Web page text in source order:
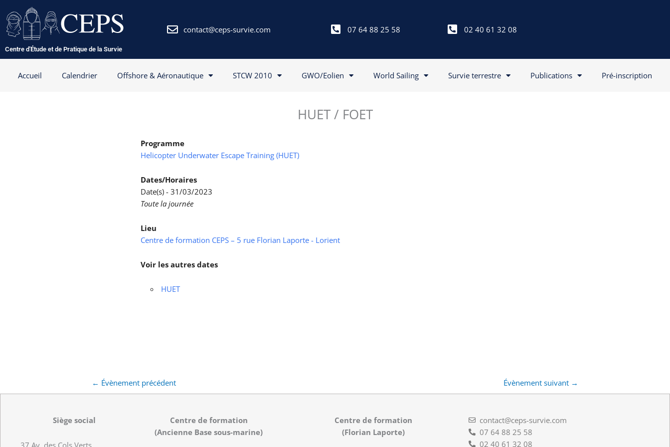
au
contenu
Centre d'Étude et de Pratique de la Survie
contact@ceps-survie.com 07 64 88 25 58 02 40 61 32 08
Accueil Calendrier Offshore & Aéronautique STCW 2010 GWO/Eolien World Sailing Survie terrestre Publications Pré-inscription
HUET / FOET
Programme
Helicopter Underwater Escape Training (HUET)
Dates/Horaires
Date(s) - 31/03/2023
Toute la journée
Lieu
Centre de formation CEPS – 5 rue Florian Laporte - Lorient
Voir les autres dates
HUET
← Évènement précédent Évènement suivant →
Siège social
Centre de formation
(Ancienne Base sous-marine)
Centre de formation
(Florian Laporte)
contact@ceps-survie.com
07 64 88 25 58
02 40 61 32 08